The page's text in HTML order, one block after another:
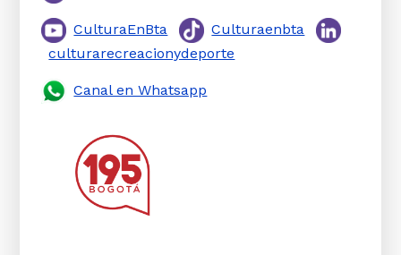
CulturaEnBta
Culturaenbta
culturarecreacionydeporte
Canal en Whatsapp